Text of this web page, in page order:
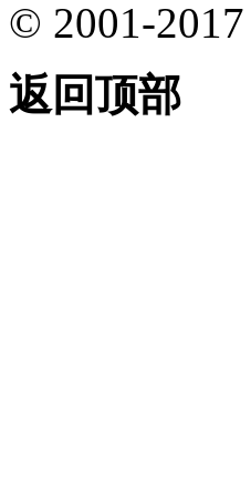
© 2001-2017
返回顶部